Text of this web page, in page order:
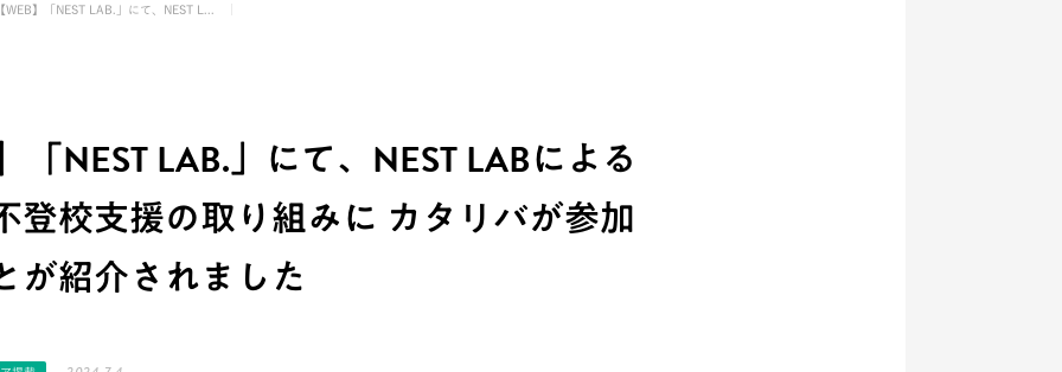
【WEB】「NEST LAB.」にて、NEST L...
「NEST LAB.」にて、NEST LABによる
登校支援の取り組みに カタリバが参加
が紹介されました